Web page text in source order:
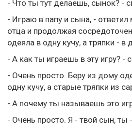
- Что ты тут делаешь, сынок? -
- Играю в папу и сына, - ответил
отца и продолжая
одеяла в одну кучу, а тряпки - в
- А как ты играешь в эту игру? -
- Очень просто. Беру из дому
одну кучу, а старые тряпки из
- А почему ты называешь это
- Очень просто. Я - твой сын, ты